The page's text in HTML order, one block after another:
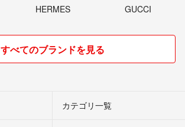
HERMES GUCCI
すべてのブランドを見る
カテゴリ一覧